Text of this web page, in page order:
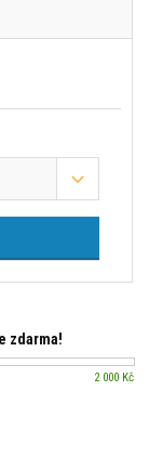
zdarma!
2 000 Kč